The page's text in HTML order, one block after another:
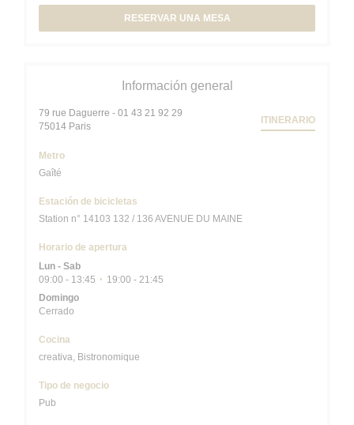
RESERVAR UNA MESA
Información general
79 rue Daguerre - 01 43 21 92 29
75014 Paris((abre en una nueva ventana))
ITINERARIO
Metro
Gaîté
Estación de bicicletas
Station n° 14103 132 / 136 AVENUE DU MAINE
Horario de apertura
Lun - Sab
09:00 - 13:45 •
19:00 - 21:45
Domingo
Cerrado
Cocina
creativa, Bistronomique
Tipo de negocio
Pub